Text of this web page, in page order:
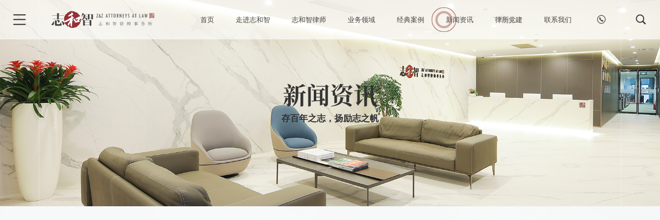
 首页 走进志和智 志和智律师 业务领域 经典案例 新闻资讯 律所党建 联系我们  
律所荣誉
特色型服务
合作单位
新闻资讯
存百年之志，扬励志之帆